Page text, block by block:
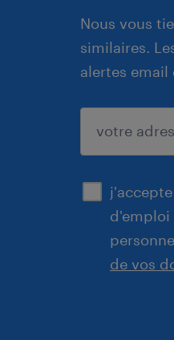
Nous vous
similaires.
alertes
d'emploi
de vos